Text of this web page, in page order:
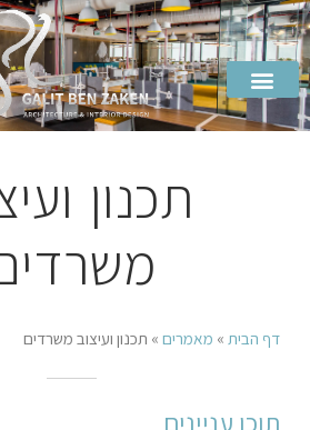
תכנון
דף הבית » מאמרים» תכנון ועיצוב משרדים
תוכן עניינים